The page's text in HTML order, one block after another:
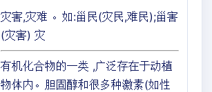
灾害,灾难 。如:甾民(灾民,难民);甾害
(灾害) 灾
有机化合物的一类 ,广泛存在于动植
物体内。胆固醇和很多种激素(如性